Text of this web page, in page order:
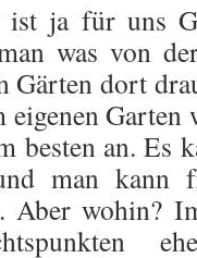
ja für uns
was von
Gärten dort
besten an. Es
man kann
Aber wohin?